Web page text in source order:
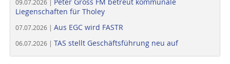
09.07.2026 | Peter Gross FM betreut kommunale
Liegenschaften für Tholey
07.07.2026 | Aus EGC wird FASTR
06.07.2026 | TAS stellt Geschäftsführung neu auf